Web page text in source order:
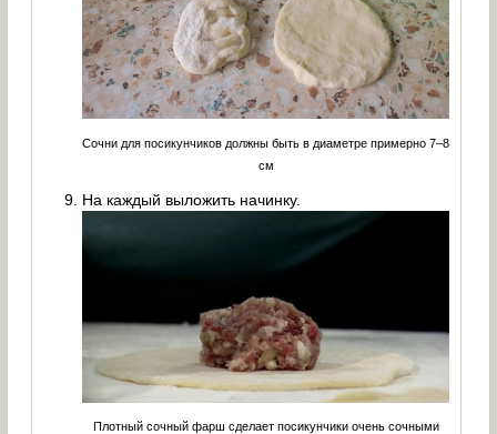
Сочни для посикунчиков должны быть в диаметре примерно 7–8
см
На каждый выложить начинку.
Плотный сочный фарш сделает посикунчики очень сочными